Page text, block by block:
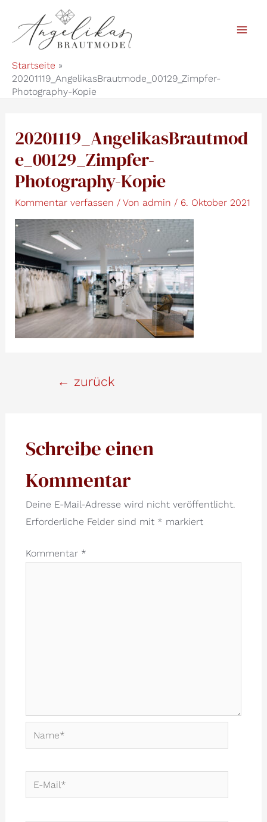
Inhalt
springen
Startseite
20201119_AngelikasBrautmode_00129_Zimpfer-
Photography-Kopie
20201119_AngelikasBrautmod
e_00129_Zimpfer-
Photography-Kopie
Kommentar verfassen / Von admin / 6. Oktober 2021
← zurück
Schreibe einen
Kommentar
Deine E-Mail-Adresse wird nicht veröffentlicht.
Erforderliche Felder sind mit * markiert
Kommentar *
Name*
E-
Mail*